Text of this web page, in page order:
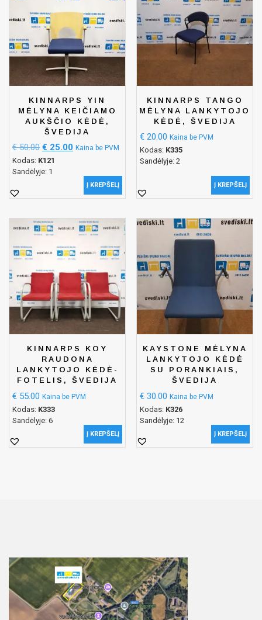
KINNARPS YIN
MĖLYNA KEIČIAMO
AUKŠČIO KĖDĖ,
ŠVEDIJA
€50.00 € 25.00 Kaina be PVM
Kodas: K121
Sandėlyje: 1
Į KREPŠELĮ
KINNARPS TANGO
MĖLYNA LANKYTOJO
KĖDĖ, ŠVEDIJA
€ 20.00 Kaina be PVM
Kodas: K335
Sandėlyje: 2
Į KREPŠELĮ
KINNARPS KOY
RAUDONA
LANKYTOJO KĖDĖ-
FOTELIS, ŠVEDIJA
€ 55.00 Kaina be PVM
Kodas: K333
Sandėlyje: 6
Į KREPŠELĮ
KAYSTONE MĖLYNA
LANKYTOJO KĖDĖ
SU PORANKIAIS,
ŠVEDIJA
€ 30.00 Kaina be PVM
Kodas: K326
Sandėlyje: 12
Į KREPŠELĮ